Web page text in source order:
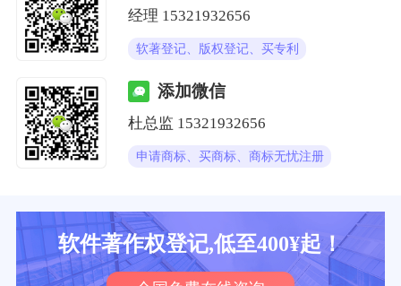
经理 15321932656
软著登记、版权登记、买专利
添加微信
杜总监 15321932656
申请商标、买商标、商标无忧注册
软件著作权登记,低至400¥起！